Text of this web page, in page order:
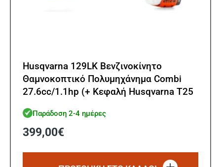
Husqvarna 129LK Βενζινοκίνητο
Θαμνοκοπτικό Πολυμηχάνημα Combi
27.6cc/1.1hp (+ Κεφαλή Husqvarna T25
Παράδοση 2-4 ημέρες
399,00€